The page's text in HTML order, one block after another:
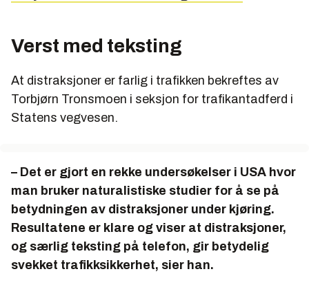
Verst med teksting
At distraksjoner er farlig i trafikken bekreftes av
Torbjørn Tronsmoen i seksjon for trafikantadferd i
Statens vegvesen.
– Det er gjort en rekke undersøkelser i USA hvor
man bruker naturalistiske studier for å se på
betydningen av distraksjoner under kjøring.
Resultatene er klare og viser at distraksjoner,
og særlig teksting på telefon, gir betydelig
svekket trafikksikkerhet, sier han.